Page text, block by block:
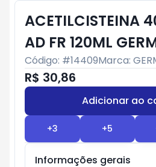
ACETILCISTEINA
AD FR 120ML
Código: #14409Marca:
R$ 30,86
Adicionar ao
+3 +5
Informações gerais